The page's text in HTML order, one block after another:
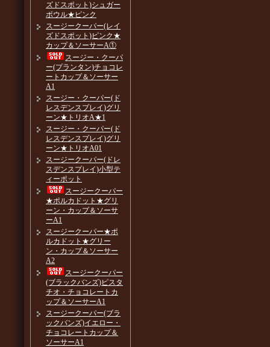
ズドスポット)シュガー
ボウル★ピンク
スージークーパー(レイ
ズドスポット)ピンク★
カップ＆ソーサーA①
スージー・クーパ
ー(プランタン)チョコレ
ートカップ＆ソーサー
A1
スージー・クーパー(ド
レスデンスプレイ)グリ
ーン★トリオA★1
スージー・クーパー(ド
レスデンスプレイ)グリ
ーン★トリオA01
スージークーパー(ドレ
スデンスプレイ)小型テ
ィーポット
スージークーパー
★ポルカドット★グリ
ーン・カップ＆ソーサ
ーA1
スージークーパー★ポ
ルカドット★グリー
ン・カップ＆ソーサー
A2
スージークーパー
(ブラックバンズ)ピスタ
チオ・チョコレートカ
ップ＆ソーサーA1
スージークーパー(ブラ
ックバンズ)イエロー・
チョコレートカップ＆
ソーサーA1